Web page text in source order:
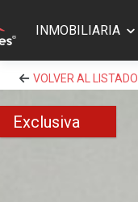
INMOBILIARIA
VOLVER AL LISTADO
Exclusiva